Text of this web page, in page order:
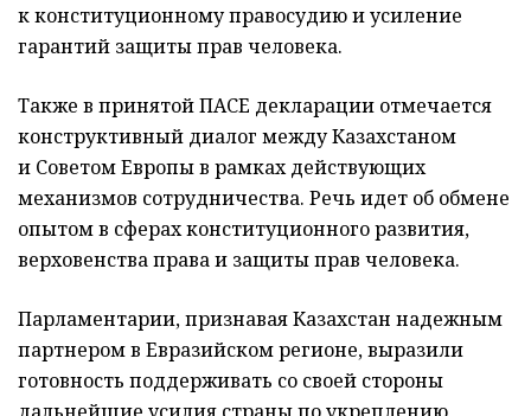
к конституционному правосудию и усиление
гарантий защиты прав человека.
Также в принятой ПАСЕ декларации отмечается
конструктивный диалог между Казахстаном
и Советом Европы в рамках действующих
механизмов сотрудничества. Речь идет об обмене
опытом в сферах конституционного развития,
верховенства права и защиты прав человека.
Парламентарии, признавая Казахстан надежным
партнером в Евразийском регионе, выразили
готовность поддерживать со своей стороны